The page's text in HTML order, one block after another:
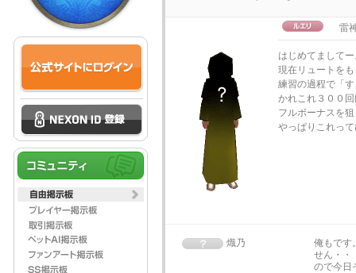
雷
はじめてましてー
現在リュートを
練習の過程で「
かれこれ３００
フルボーナスを
やっぱりこれっ
熾乃
俺もです
せん・・
ので今日